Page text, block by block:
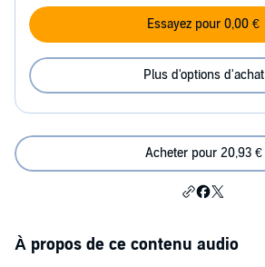
Essayez pour 0,00 €
Plus d'options d'achat
Acheter pour 20,93 €
À propos de ce contenu audio